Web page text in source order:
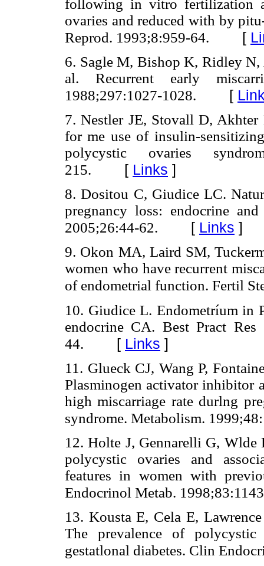
following in vitro fertilization
ovaries and reduced with by
Reprod. 1993;8:959-64. [
6. Sagle M, Bishop K, Ridley
al. Recurrent early
1988;297:1027-1028. [
7. Nestler JE, Stovall D,
for me use of insulin-
polycystic ovaries
215. [ Links ]
8. Dositou C, Giudice LC.
pregnancy loss: endocrine
2005;26:44-62. [ Links ]
9. Okon MA, Laird SM,
women who have recurrent
of endometrial function. Fertil
10. Giudice L. Endometríum in
endocrine CA. Best Pract
44. [ Links ]
11. Glueck CJ, Wang P,
Plasminogen activator inhibitor
high miscarriage rate durlng
syndrome. Metabolism.
12. Holte J, Gennarelli G,
polycystic ovaries and
features in women with
Endocrinol Metab.
13. Kousta E, Cela E,
The prevalence of
gestatlonal diabetes. Clin